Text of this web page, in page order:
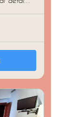
estilo y
ducha,
El
quieren